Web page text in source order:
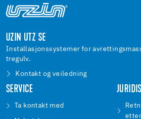
UZIN UTZ SE
Installasjonssystemer for
tregulv.
Kontakt og veiledning
SERVICE
Ta kontakt med